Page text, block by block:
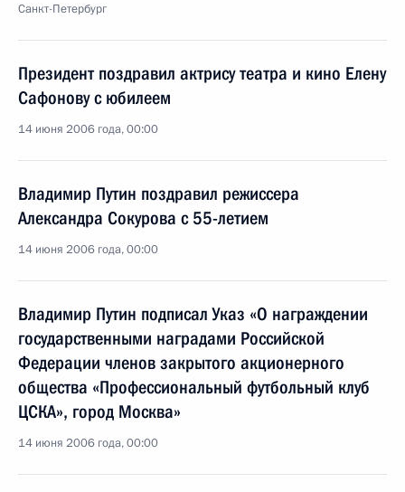
Санкт-Петербург
Президент поздравил актрису театра и кино Елену
Сафонову с юбилеем
14 июня 2006 года, 00:00
Владимир Путин поздравил режиссера
Александра Сокурова с 55-летием
14 июня 2006 года, 00:00
Владимир Путин подписал Указ «О награждении
государственными наградами Российской
Федерации членов закрытого акционерного
общества «Профессиональный футбольный клуб
ЦСКА», город Москва»
14 июня 2006 года, 00:00